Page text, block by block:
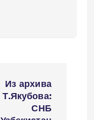
Из архива
Т.Якубова:
СНБ